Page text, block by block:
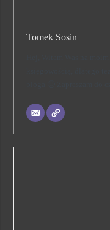
Tomek Sosin